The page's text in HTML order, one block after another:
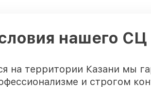
нашего
на территории Казани мы
и строгом